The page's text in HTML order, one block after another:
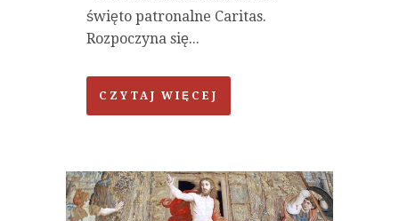
święto patronalne Caritas.
Rozpoczyna się...
CZYTAJ WIĘCEJ